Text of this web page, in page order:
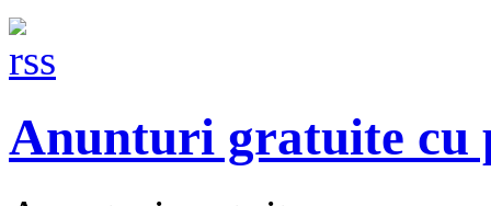
Anunturi gratuite cu